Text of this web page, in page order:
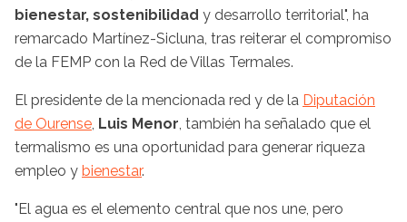
bienestar, sostenibilidad y desarrollo territorial", ha
remarcado Martínez-Sicluna, tras reiterar el compromiso
de la FEMP con la Red de Villas Termales.
El presidente de la mencionada red y de la Diputación
de Ourense, Luis Menor, también ha señalado que el
termalismo es una oportunidad para generar riqueza
empleo y bienestar.
"El agua es el elemento central que nos une, pero